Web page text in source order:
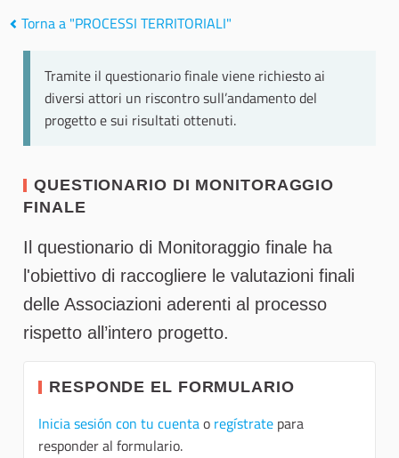
Torna a "PROCESSI TERRITORIALI"
Tramite il questionario finale viene richiesto ai
diversi attori un riscontro sull’andamento del
progetto e sui risultati ottenuti.
QUESTIONARIO DI MONITORAGGIO
FINALE
Il questionario di Monitoraggio finale ha
l'obiettivo di raccogliere le valutazioni finali
delle Associazioni aderenti al processo
rispetto all’intero progetto.
RESPONDE EL FORMULARIO
Inicia sesión con tu cuentao regístrate para
responder al formulario.